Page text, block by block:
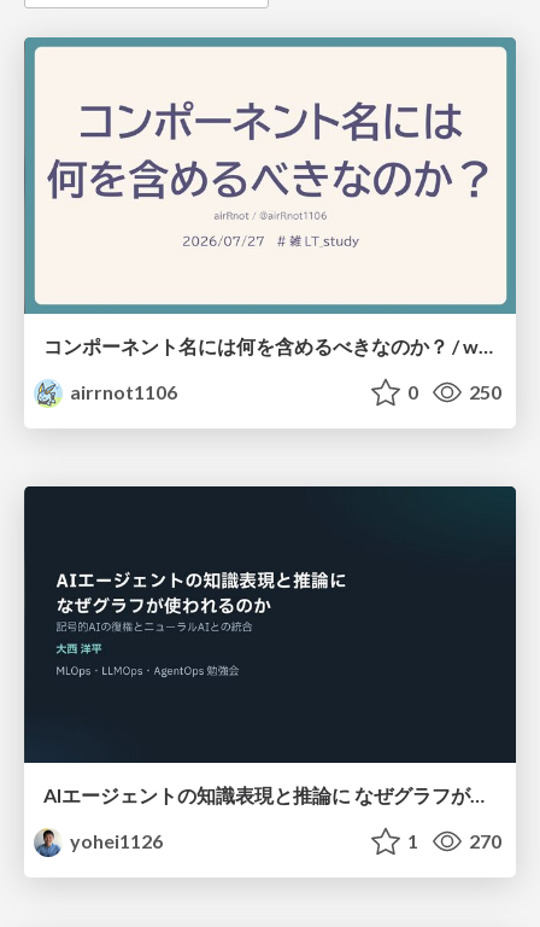
コンポーネント名には何を含めるべきなのか？ / what-should-be-included-in-component-names
airrnot1106
0 250
AIエージェントの知識表現と推論に なぜグラフが使われるのか - 記号的AIの復権とニューラルAIとの統合
yohei1126
1 270